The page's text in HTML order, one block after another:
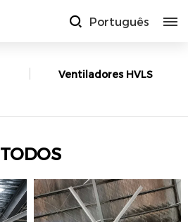
Português
Ventiladores HVLS
TODOS